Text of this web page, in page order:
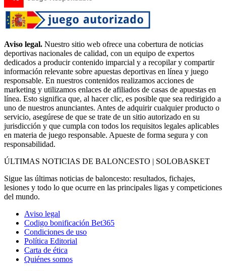
Aviso legal. Nuestro sitio web ofrece una cobertura de noticias
deportivas nacionales de calidad, con un equipo de expertos
dedicados a producir contenido imparcial y a recopilar y compartir
información relevante sobre apuestas deportivas en línea y juego
responsable. En nuestros contenidos realizamos acciones de
marketing y utilizamos enlaces de afiliados de casas de apuestas en
línea. Esto significa que, al hacer clic, es posible que sea redirigido a
uno de nuestros anunciantes. Antes de adquirir cualquier producto o
servicio, asegúrese de que se trate de un sitio autorizado en su
jurisdicción y que cumpla con todos los requisitos legales aplicables
en materia de juego responsable. Apueste de forma segura y con
responsabilidad.
ÚLTIMAS NOTICIAS DE BALONCESTO | SOLOBASKET
Sigue las últimas noticias de baloncesto: resultados, fichajes,
lesiones y todo lo que ocurre en las principales ligas y competiciones
del mundo.
Aviso legal
Codigo bonificación Bet365
Condiciones de uso
Política Editorial
Carta de ética
Quiénes somos